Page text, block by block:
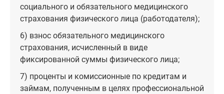
социального и обязательного медицинского
страхования физического лица (работодателя);
6) взнос обязательного медицинского
страхования, исчисленный в виде
фиксированной суммы физического лица;
7) проценты и комиссионные по кредитам и
займам, полученным в целях профессиональной